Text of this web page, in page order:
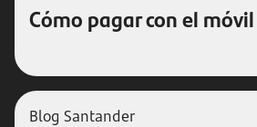
Cómo pagar con el móvil
Blog Santander